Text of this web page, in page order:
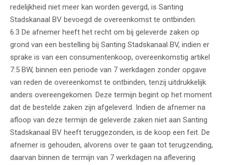
redelijkheid niet meer kan worden gevergd, is Santing
Stadskanaal BV bevoegd de overeenkomst te ontbinden.
6.3 De afnemer heeft het recht om bij geleverde zaken op
grond van een bestelling bij Santing Stadskanaal BV, indien er
sprake is van een consumentenkoop, overeenkomstig artikel
7:5 BW, binnen een periode van 7 werkdagen zonder opgave
van reden de overeenkomst te ontbinden, tenzij uitdrukkelijk
anders overeengekomen. Deze termijn begint op het moment
dat de bestelde zaken zijn afgeleverd. Indien de afnemer na
afloop van deze termijn de geleverde zaken niet aan Santing
Stadskanaal BV heeft teruggezonden, is de koop een feit. De
afnemer is gehouden, alvorens over te gaan tot terugzending,
daarvan binnen de termijn van 7 werkdagen na aflevering